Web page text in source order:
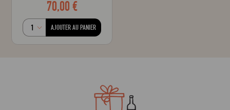
70,00 €
AJOUTER AU PANIER